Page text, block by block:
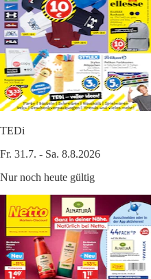
TEDi
Fr. 31.7. - Sa. 8.8.2026
Nur noch heute gültig